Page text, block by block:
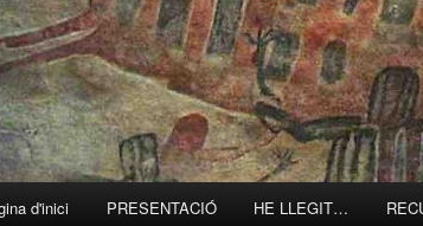
d'inici PRESENTACIÓ HE LLEGIT…